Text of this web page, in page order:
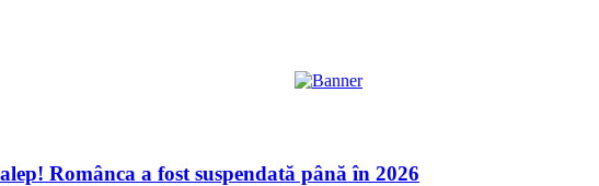
Românca a fost suspendată până în 2026